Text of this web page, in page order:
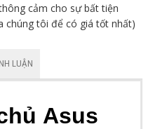
cảm cho sự bất tiện
chúng tôi để có giá tốt nhất)
LUẬN
Asus